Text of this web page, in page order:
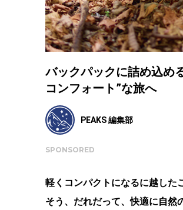
バックパックに詰め込め
コンフォート”な旅へ
PEAKS 編集部
SPONSORED
軽くコンパクトになるに越した
そう、だれだって、快適に自然